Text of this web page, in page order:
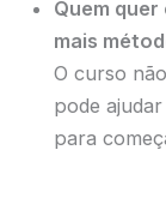
Quem
mais
O curso
pode
para